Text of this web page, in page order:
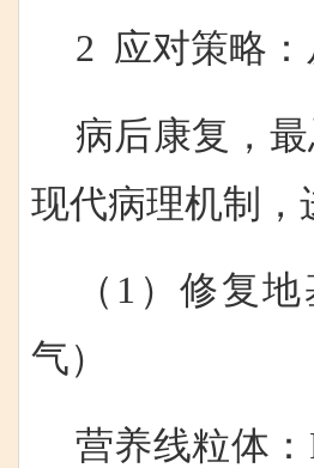
2 应对策略：
病后康复，
现代病理机制，
（1）修复
气）
营养线粒体